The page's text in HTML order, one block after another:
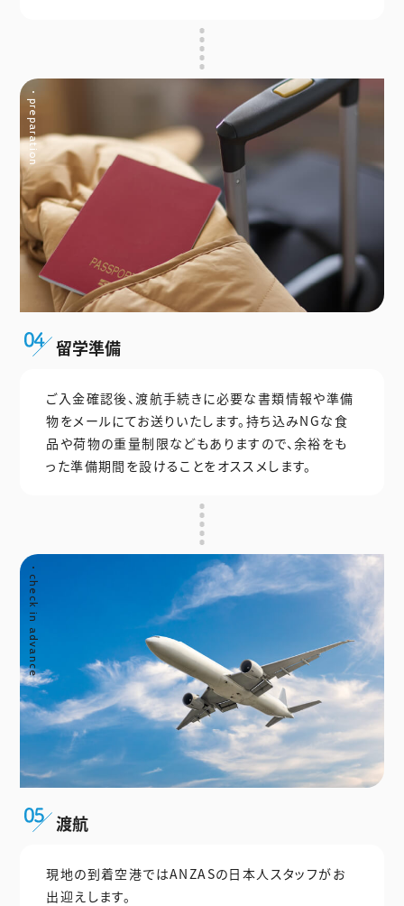
留学準備
ご入金確認後、渡航手続きに必要な書類情報や準備
物をメールにてお送りいたします。持ち込みNGな食
品や荷物の重量制限などもありますので、余裕をも
った準備期間を設けることをオススメします。
渡航
現地の到着空港ではANZASの日本人スタッフがお
出迎えします。